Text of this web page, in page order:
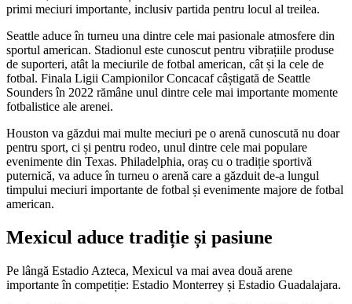
primi meciuri importante, inclusiv partida pentru locul al treilea.
Seattle aduce în turneu una dintre cele mai pasionale atmosfere din
sportul american. Stadionul este cunoscut pentru vibrațiile produse
de suporteri, atât la meciurile de fotbal american, cât și la cele de
fotbal. Finala Ligii Campionilor Concacaf câștigată de Seattle
Sounders în 2022 rămâne unul dintre cele mai importante momente
fotbalistice ale arenei.
Houston va găzdui mai multe meciuri pe o arenă cunoscută nu doar
pentru sport, ci și pentru rodeo, unul dintre cele mai populare
evenimente din Texas. Philadelphia, oraș cu o tradiție sportivă
puternică, va aduce în turneu o arenă care a găzduit de-a lungul
timpului meciuri importante de fotbal și evenimente majore de fotbal
american.
Mexicul aduce tradiție și pasiune
Pe lângă Estadio Azteca, Mexicul va mai avea două arene
importante în competiție: Estadio Monterrey și Estadio Guadalajara.